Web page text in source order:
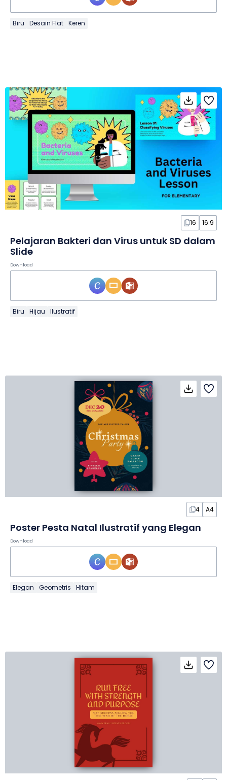
Biru Desain Flat Keren
16 16:9
Pelajaran Bakteri dan Virus untuk SD dalam
Slide
Download
Biru Hijau Ilustratif
4 A4
Poster Pesta Natal Ilustratif yang Elegan
Download
Elegan Geometris Hitam